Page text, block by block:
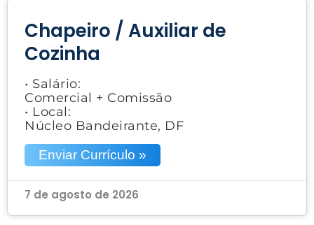
Chapeiro / Auxiliar de
Cozinha
• Salário:
Comercial + Comissão
• Local:
Núcleo Bandeirante, DF
Enviar Currículo »
7 de agosto de 2026